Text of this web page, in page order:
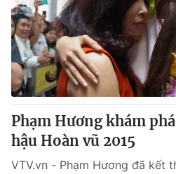
Phạm Hương khám
hậu Hoàn vũ 2015
VTV.vn - Phạm Hương đã kết